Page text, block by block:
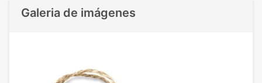
Galeria de imágenes